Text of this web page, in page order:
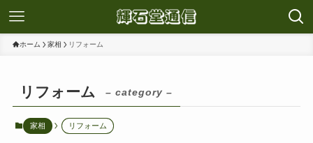
ホーム 家相 リフォーム
リフォーム – category –
家相 リフォーム